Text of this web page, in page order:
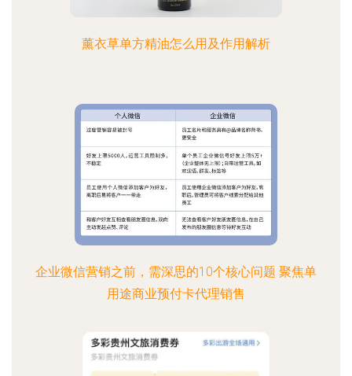
薰衣草单方精油怎么用及作用解析
企业微信营销之前，需深思的10个核心问题 聚焦单
用途商业预付卡代理销售